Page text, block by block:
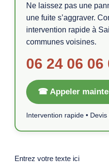
Ne laissez pas une
une fuite s’aggraver.
intervention rapide à
communes voisines.
06 24 06 06
☎ Appeler
Intervention rapide •
Entrez votre texte ici